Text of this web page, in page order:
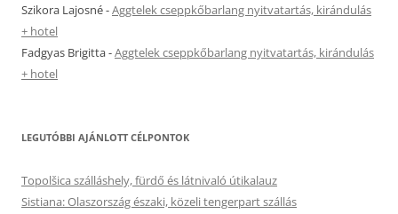
Szikora Lajosné-Aggtelek cseppkőbarlang nyitvatartás, kirándulás
+ hotel
Fadgyas Brigitta-Aggtelek cseppkőbarlang nyitvatartás, kirándulás
+ hotel
LEGUTÓBBI AJÁNLOTT CÉLPONTOK
Topolšica szálláshely, fürdő és látnivaló útikalauz
Sistiana: Olaszország északi, közeli tengerpart szállás